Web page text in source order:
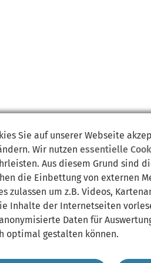
Sie auf unserer Webseite
Wir nutzen essentielle
Aus diesem Grund sind
die Einbettung von externen
zulassen um z.B. Videos,
Inhalte der Internetseiten
Daten für
optimal gestalten können.